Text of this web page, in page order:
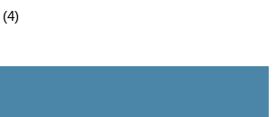
(4)